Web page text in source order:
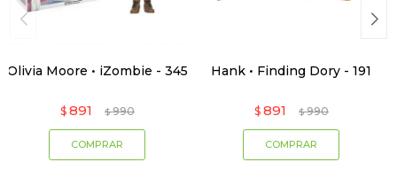
Olivia Moore • iZombie - 345
$ 891 $ 990
Hank • Finding Dory - 191
$ 891 $ 990